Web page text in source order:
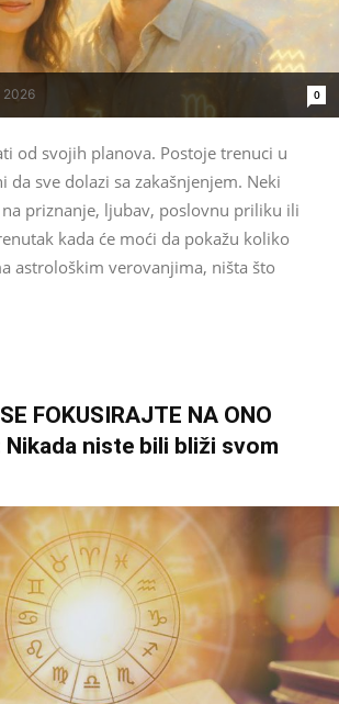
2026 0
od svojih planova. Postoje trenuci u
da sve dolazi sa zakašnjenjem. Neki
priznanje, ljubav, poslovnu priliku ili
kada će moći da pokažu koliko
astrološkim verovanjima, ništa što
FOKUSIRAJTE NA ONO
Nikada niste bili bliži svom